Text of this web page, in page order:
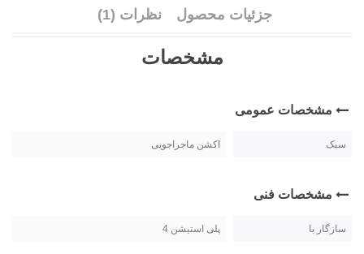
جزئیات محصول نظرات (1)
مشخصات
مشخصات عمومی
سبک اکشن ماجراجویی
مشخصات فنی
سازگار با پلی استیشن 4